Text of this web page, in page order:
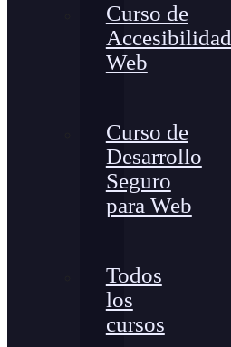
Curso de
Accesibilidad
Web
Curso de
Desarrollo
Seguro
para Web
Todos
los
cursos